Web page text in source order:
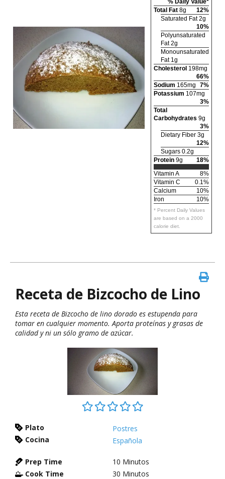
% Daily Value*
Total Fat 8g
12%
Saturated Fat 2g
10%
Polyunsaturated
Fat 2g
Monounsaturated
Fat 1g
Cholesterol 198mg
66%
Sodium 165mg
7%
Potassium 107mg
3%
Total
Carbohydrates 9g
3%
Dietary Fiber 3g
12%
Sugars 0.2g
Protein 9g
18%
Vitamin A
8%
Vitamin C
0.1%
Calcium
10%
Iron
10%
* Percent Daily Values
are based on a 2000
calorie diet.
Receta de Bizcocho de Lino
Esta receta de Bizcocho de lino dorado es estupenda para
tomar en cualquier momento. Aporta proteínas y grasas de
calidad y ni un sólo gramo de azúcar.
Plato
Postres
Cocina
Española
Prep Time 10 Minutos
Cook Time
30 Minutos